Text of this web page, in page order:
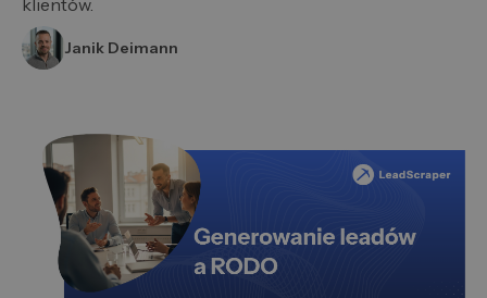
klientów.
Janik Deimann